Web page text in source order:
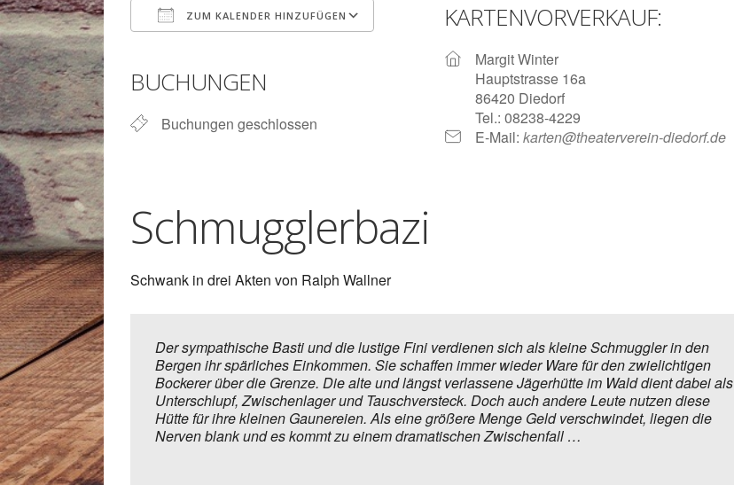
ZUM KALENDER HINZUFÜGEN
Google Kalender
BUCHUNGEN
Buchungen geschlossen
KARTENVORVERKAUF:
Margit Winter
Hauptstrasse 16a
86420 Diedorf
Tel.: 08238-4229
E-Mail: karten@theaterverein-diedorf.de
Schmugglerbazi
Schwank in drei Akten von Ralph Wallner
Der sympathische Basti und die lustige Fini verdienen sich als kleine Schmuggler in den
Bergen ihr spärliches Einkommen. Sie schaffen immer wieder Ware für den zwielichtigen
Bockerer über die Grenze. Die alte und längst verlassene Jägerhütte im Wald dient dabei als
Unterschlupf, Zwischenlager und Tauschversteck. Doch auch andere Leute nutzen diese
Hütte für ihre kleinen Gaunereien. Als eine größere Menge Geld verschwindet, liegen die
Nerven blank und es kommt zu einem dramatischen Zwischenfall …